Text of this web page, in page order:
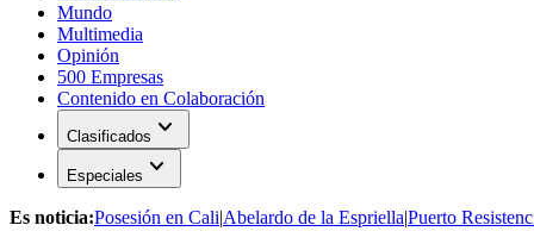
Mundo
Multimedia
Opinión
500 Empresas
Contenido en Colaboración
Clasificados expand_more
Especiales expand_more
Es noticia:Posesión en Cali|Abelardo de la Espriella|Puerto